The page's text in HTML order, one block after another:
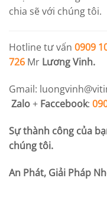
chia sẽ với chúng tôi.
Hotline tư vấn 0909
726 Mr Lương Vinh.
Gmail:
Zalo+ Faccebook:
Sự thành công của
chúng tôi.
An Phát, Giải Pháp